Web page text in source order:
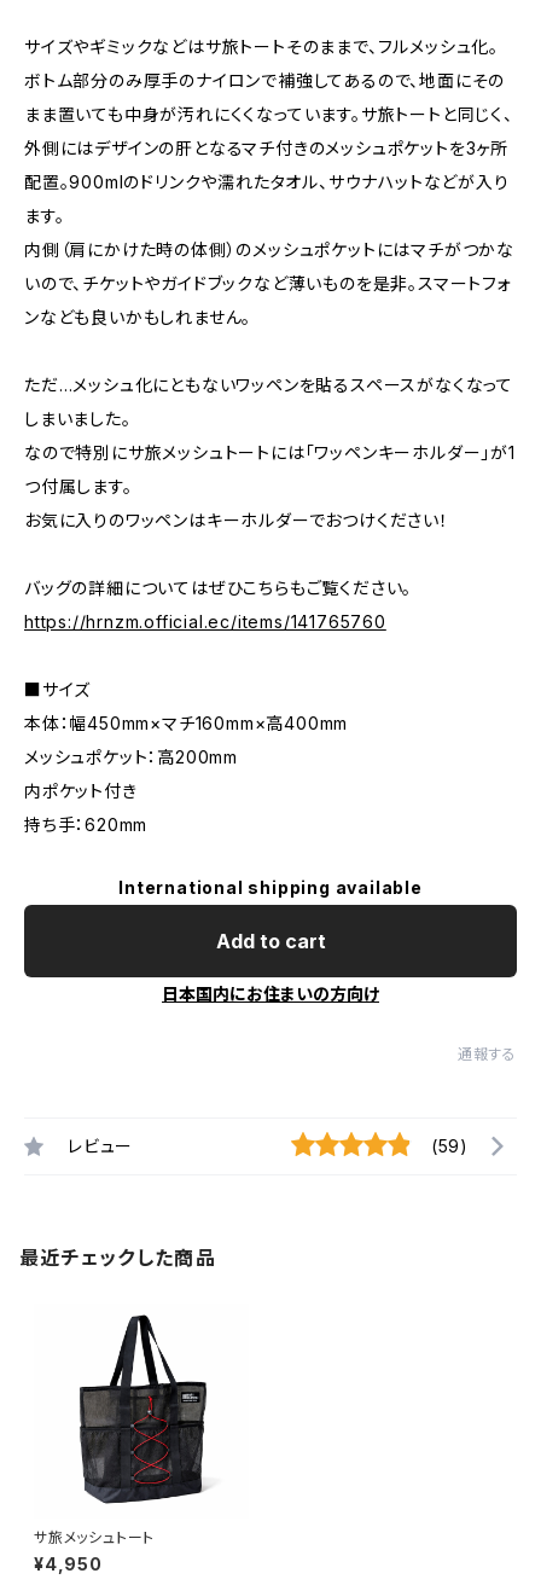
サイズやギミックなどはサ旅トートそのままで、フルメッシュ化。
ボトム部分のみ厚手のナイロンで補強してあるので、地面にその
まま置いても中身が汚れにくくなっています。サ旅トートと同じく、
外側にはデザインの肝となるマチ付きのメッシュポケットを3ヶ所
配置。900mlのドリンクや濡れたタオル、サウナハットなどが入り
ます。
内側（肩にかけた時の体側）のメッシュポケットにはマチがつかな
いので、チケットやガイドブックなど薄いものを是非。スマートフォ
ンなども良いかもしれません。
ただ…メッシュ化にともないワッペンを貼るスペースがなくなって
しまいました。
なので特別にサ旅メッシュトートには「ワッペンキーホルダー」が1
つ付属します。
お気に入りのワッペンはキーホルダーでおつけください！
バッグの詳細についてはぜひこちらもご覧ください。
https://hrnzm.official.ec/items/141765760
■サイズ
本体：幅450mm×マチ160mm×高400mm
メッシュポケット：高200mm
内ポケット付き
持ち手：620mm
International shipping available
Add to cart
日本国内にお住まいの方向け
通報する
レビュー (59)
最近チェックした商品
サ旅メッシュトート
¥4,950